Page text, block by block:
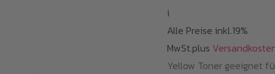
i
Alle Preise inkl.19%
MwSt.plus
Yellow Toner geeignet